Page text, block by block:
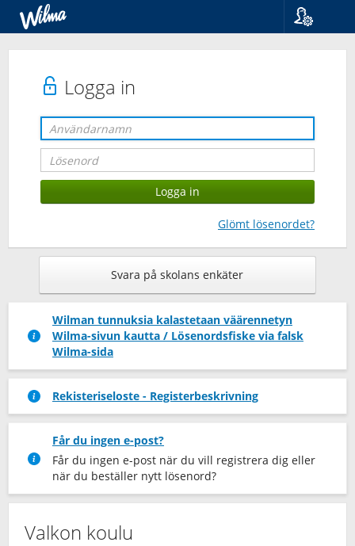
Logga in
Glömt lösenordet?
Svara på skolans enkäter
Wilman tunnuksia kalastetaan väärennetyn
Wilma-sivun kautta / Lösenordsfiske via falsk
Wilma-sida
Rekisteriseloste - Registerbeskrivning
Får du ingen e-post?
Får du ingen e-post när du vill registrera dig eller
när du beställer nytt lösenord?
Valkon koulu